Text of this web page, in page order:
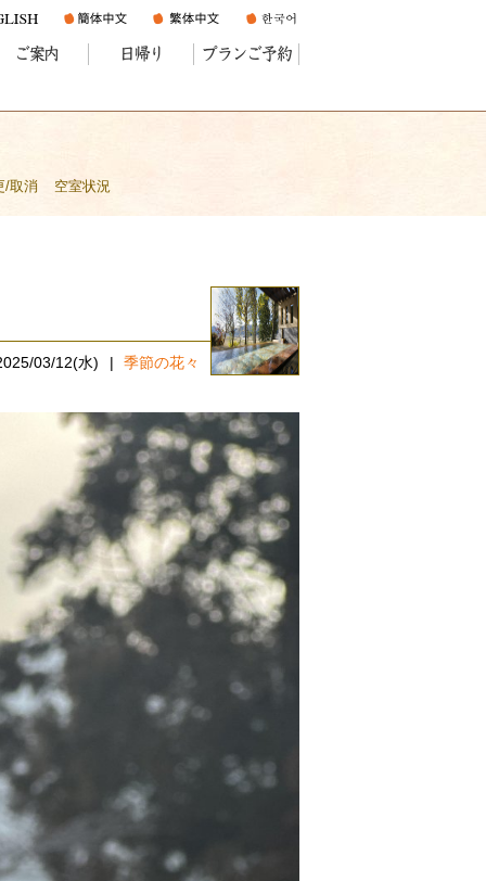
ご案内 日帰り プランご予約
/取消 空室状況
03/12(水) 季節の花々